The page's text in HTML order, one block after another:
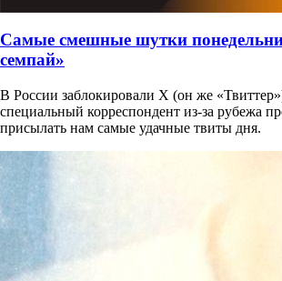
Самые смешные шутки
семпай»
В России заблокировали X (он же
специальный корреспондент из-за рубежа
присылать нам самые удачные твиты дня.